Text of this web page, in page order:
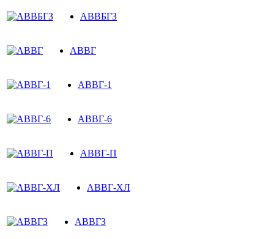
АВВБГЗ
АВВГ
АВВГ-1
АВВГ-6
АВВГ-П
АВВГ-ХЛ
АВВГЗ